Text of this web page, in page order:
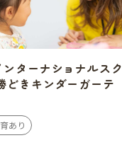
ターナショナルスク
どきキンダーガーテ
あり